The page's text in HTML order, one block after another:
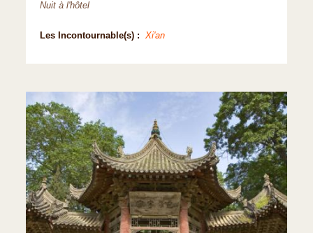
Nuit à l'hôtel
Les Incontournable(s) : Xi'an